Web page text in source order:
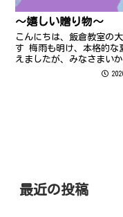
～嬉しい贈り物～
こんにちは、飯倉教室の
す 梅雨も明け、本格的な
えましたが、みなさまい
過ごしでしょうか 新型コ
最近の投稿